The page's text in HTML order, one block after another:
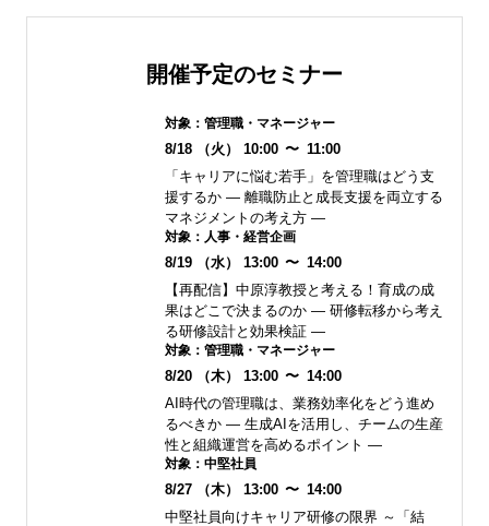
開催予定のセミナー
対象： 管理職・マネージャー
8/18 （火） 10:00 〜 11:00
「キャリアに悩む若手」を管理職はどう支
援するか ― 離職防止と成長支援を両立する
マネジメントの考え方 ―
対象： 人事・経営企画
8/19 （水） 13:00 〜 14:00
【再配信】中原淳教授と考える！育成の成
果はどこで決まるのか ― 研修転移から考え
る研修設計と効果検証 ―
対象： 管理職・マネージャー
8/20 （木） 13:00 〜 14:00
AI時代の管理職は、業務効率化をどう進め
るべきか ― 生成AIを活用し、チームの生産
性と組織運営を高めるポイント ―
対象： 中堅社員
8/27 （木） 13:00 〜 14:00
中堅社員向けキャリア研修の限界 ～「結